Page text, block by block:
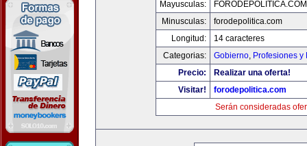
Mayusculas:
FORODEPOLITICA.COM
Minusculas:
forodepolitica.com
Longitud:
14 caracteres
Categorias:
Gobierno, Profesiones y
Precio:
Realizar una oferta!
Visitar!
forodepolitica.com
Serán consideradas